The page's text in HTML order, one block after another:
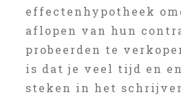
effectenhypotheek
aflopen van hun
probeerden te
is dat je veel tijd en
steken in het